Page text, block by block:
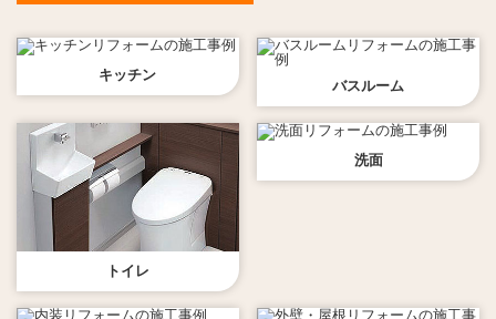
キッチン
バスルーム
トイレ
洗面